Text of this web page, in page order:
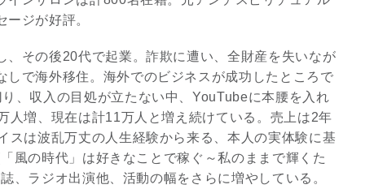
ジが好評。
、その後20代で起業。詐欺に遭い、全財産を失いなが
で海外移住。海外でのビジネスが成功したところで
、収入の目処が立たない中、YouTubeに本腰を入れ
人増、現在は計11万人と増え続けている。売上は2年
スは波乱万丈の人生経験から来る、本人の実体験に基
風の時代」は好きなことで稼ぐ～私のままで輝くた
、ラジオ出演他、活動の幅をさらに増やしている。